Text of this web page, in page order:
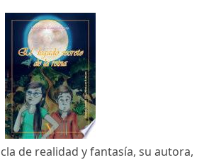
de realidad y fantasía, su autora,